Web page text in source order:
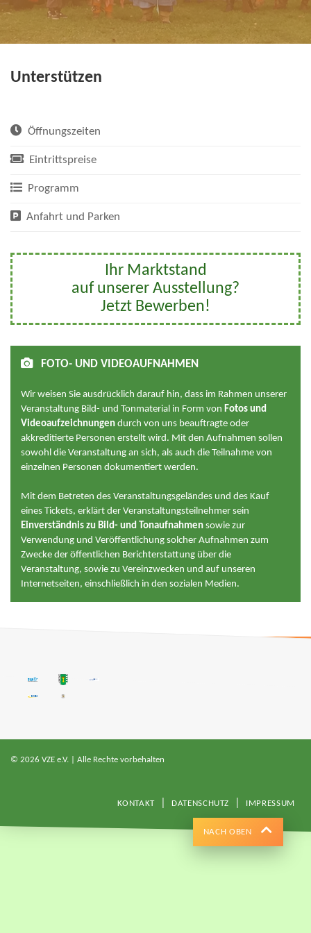
Unterstützen
Öffnungszeiten
Eintrittspreise
Programm
Anfahrt und Parken
Ihr Marktstand
auf unserer Ausstellung?
Jetzt Bewerben!
FOTO- UND VIDEOAUFNAHMEN
Wir weisen Sie ausdrücklich darauf hin, dass im Rahmen unserer
Veranstaltung Bild- und Tonmaterial in Form von Fotos und
Videoaufzeichnungen durch von uns beauftragte oder
akkreditierte Personen erstellt wird. Mit den Aufnahmen sollen
sowohl die Veranstaltung an sich, als auch die Teilnahme von
einzelnen Personen dokumentiert werden.
Mit dem Betreten des Veranstaltungsgeländes und des Kauf
eines Tickets, erklärt der Veranstaltungsteilnehmer sein
Einverständnis zu Bild- und Tonaufnahmen sowie zur
Verwendung und Veröffentlichung solcher Aufnahmen zum
Zwecke der öffentlichen Berichterstattung über die
Veranstaltung, sowie zu Vereinzwecken und auf unseren
Internetseiten, einschließlich in den sozialen Medien.
© 2026 VZE e.V. | Alle Rechte vorbehalten
KONTAKT DATENSCHUTZ IMPRESSUM
NACH OBEN